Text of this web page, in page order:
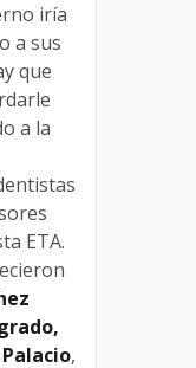
iría
a sus
que
a la
ETA.
,